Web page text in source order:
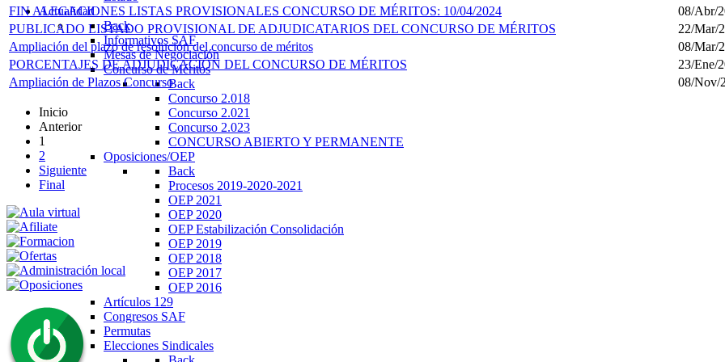
Actualidad
Back
Informativos SAF
Mesas de Negociación
Concurso de Méritos
Back
Concurso 2.018
Concurso 2.021
Concurso 2.023
CONCURSO ABIERTO Y PERMANENTE
Oposiciones/OEP
Back
Procesos 2019-2020-2021
OEP 2021
OEP 2020
OEP Estabilización Consolidación
OEP 2019
OEP 2018
OEP 2017
OEP 2016
Artículos 129
Congresos SAF
Permutas
Elecciones Sindicales
FIN ALEGACIONES LISTAS PROVISIONALES CONCURSO DE MÉRITOS: 10/04/2024
08/Abr/
PUBLICADO LISTADO PROVISIONAL DE ADJUDICATARIOS DEL CONCURSO DE MÉRITOS
22/Mar/
Ampliación del plazo de resolución del concurso de méritos
08/Mar/
PORCENTAJES DE ADJUDICACIÓN DEL CONCURSO DE MÉRITOS
23/Ene/
Ampliación de Plazos Concurso
08/Nov/
Inicio
Anterior
1
2
Siguiente
Final